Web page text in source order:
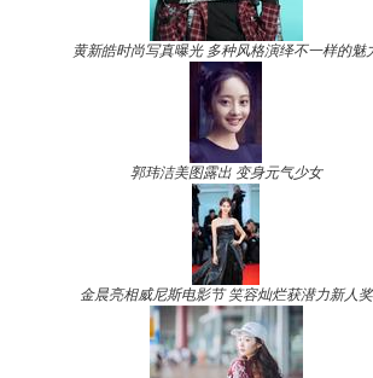
黄新皓时尚写真曝光 多种风格演绎不一样的魅
郭玮洁美图露出 变身元气少女
金晨亮相威尼斯电影节 笑容灿烂获潜力新人奖